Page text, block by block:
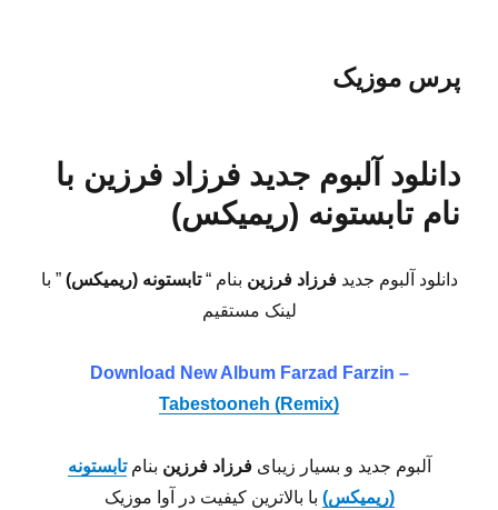
پرس موزیک
دانلود آلبوم جدید فرزاد فرزین با
نام تابستونه (ریمیکس)
دانلود آلبوم جدید فرزاد فرزین بنام “تابستونه (ریمیکس)” با
لینک مستقیم
Download New Album Farzad Farzin –
Tabestooneh (Remix)
آلبوم جدید و بسیار زیبایفرزاد فرزین بنامتابستونه
(ریمیکس) با بالاترین کیفیت در آوا موزیک